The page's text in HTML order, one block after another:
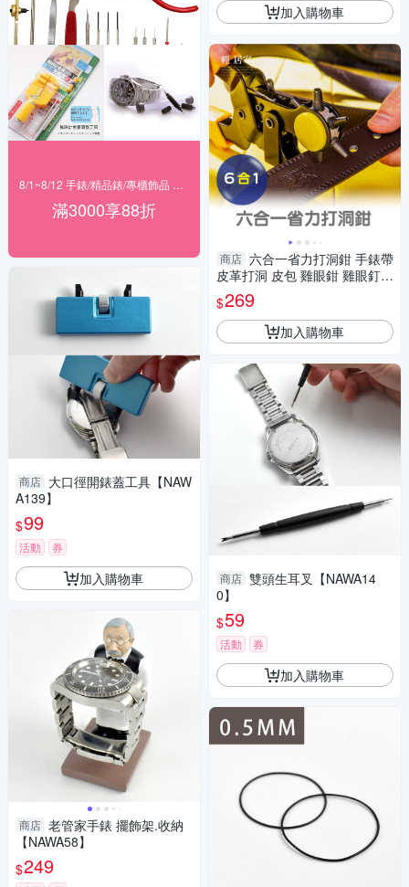
滿3000享88折
商店 大口徑開錶蓋工具【NAW
A139】
$99
活動 券
加入購物車
商店 老管家手錶 擺飾架.收納
【NAWA58】
$249
加入購物車
商店 六合一省力打洞鉗 手錶帶
皮革打洞 皮包 雞眼鉗 雞眼釘
打孔機打孔器 打洞機打洞器-輕
居家8430
$269
加入購物車
商店 雙頭生耳叉【NAWA14
0】
$59
活動 券
加入購物車